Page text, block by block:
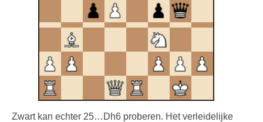
Zwart kan echter 25…Dh6 proberen. Het verleidelijke